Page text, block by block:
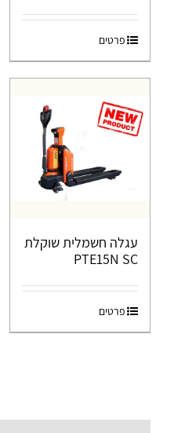
פרטים
עגלה חשמלית שוקלת
PTE15N SC
פרטים